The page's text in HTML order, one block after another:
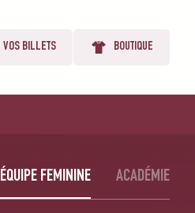
VOS BILLETS BOUTIQUE
ÉQUIPE FEMININE ACADÉMIE